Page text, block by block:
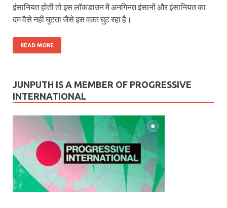
इंसानियत होती तो इस लॉकडाउन में अनगिनत इंसानों और इंसानियत का
दम वैसे नहीं घुटता जैसे इस वक़्त घुट रहा है।
READ MORE
JUNPUTH IS A MEMBER OF PROGRESSIVE
INTERNATIONAL